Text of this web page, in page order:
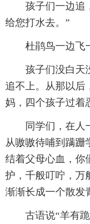
孩子们一边追
给您打水去。”
杜鹃鸟一边飞
孩子们没白天
追不上。从那以后
妈，四个孩子过着
同学们，在人
从嗷嗷待哺到蹒跚
结着父母心血，你
护，千般叮咛，万
渐渐长成一个散发
古语说“羊有